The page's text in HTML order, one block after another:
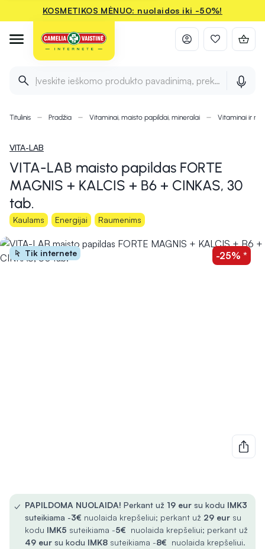
KOSMETIKOS MĖNUO: nuolaidos iki -50%!
Įveskite ieškomo produkto pavadinimą, prekės ženklą ir
Titulinis Pradžia Vitaminai, maisto papildai, mineralai Vitaminai ir
VITA-LAB
VITA-LAB maisto papildas FORTE
MAGNIS + KALCIS + B6 + CINKAS, 30
tab.
Kaulams Energijai Raumenims
Tik internete -25% *
✓ PAPILDOMA NUOLAIDA! Perkant už 19 eur su kodu IMK3
suteikiama -3€ nuolaida krepšeliui; perkant už 29 eur su
kodu IMK5 suteikiama -5€ nuolaida krepšeliui; perkant už
49 eur su kodu IMK8 suteikiama -8€ nuolaida krepšeliui.